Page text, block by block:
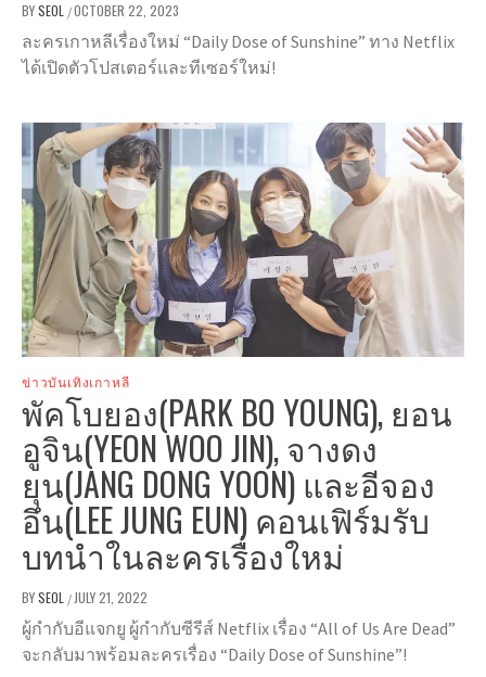
BYSEOL /OCTOBER 22, 2023
ละครเกาหลีเรื่องใหม่ “Daily Dose of Sunshine” ทาง Netflix
ได้เปิดตัวโปสเตอร์และทีเซอร์ใหม่!
ข่าวบันเทิงเกาหลี
พัคโบยอง(PARK BO YOUNG), ยอน
อูจิน(YEON WOO JIN), จางดง
ยุน(JANG DONG YOON) และอีจอง
อึน(LEE JUNG EUN) คอนเฟิร์มรับ
บทนำในละครเรื่องใหม่
BYSEOL / JULY 21, 2022
ผู้กำกับอีแจกยู ผู้กำกับซีรีส์ Netflix เรื่อง “All of Us Are Dead”
จะกลับมาพร้อมละครเรื่อง “Daily Dose of Sunshine”!